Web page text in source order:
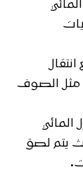
مثل الصوف
المائي
يتم لصق
.